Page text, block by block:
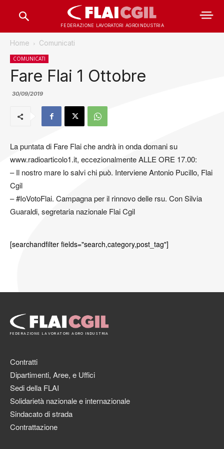
FEDERAZIONE LAVORATORI AGROINDUSTRIA
Home Comunicati
COMUNICATI
Fare Flai 1 Ottobre
30/09/2019
La puntata di Fare Flai che andrà in onda domani su
www.radioarticolo1.it, eccezionalmente ALLE ORE 17.00:
– Il nostro mare lo salvi chi può. Interviene Antonio Pucillo, Flai
Cgil
– #IoVotoFlai. Campagna per il rinnovo delle rsu. Con Silvia
Guaraldi, segretaria nazionale Flai Cgil
[searchandfilter fields="search,category,post_tag"]
FEDERAZIONE LAVORATORI AGRO INDUSTRIA
Contratti
Dipartimenti, Aree, e Uffici
Sedi della FLAI
Solidarietà nazionale e internazionale
Sindacato di strada
Contrattazione